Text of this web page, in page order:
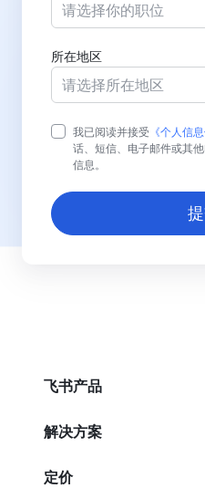
请选择你的职位
所在地区
请选择所在地区
我已阅读并接受 《个人信
话、短信、电子邮件或其
信息。
飞书产品
解决方案
定价